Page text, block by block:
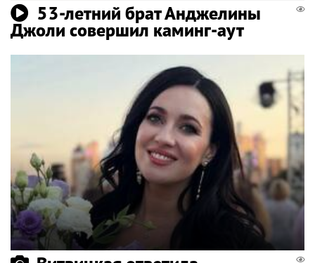
53-летний брат Анджелины
Джоли совершил каминг-аут